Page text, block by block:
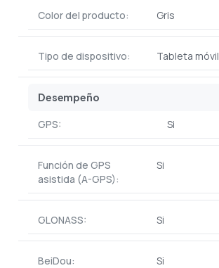
Color del producto: Gris
Tipo de dispositivo: Tableta móvil
Desempeño
GPS: Si
Función de GPS
asistida (A-GPS):
Si
GLONASS: Si
BeiDou: Si